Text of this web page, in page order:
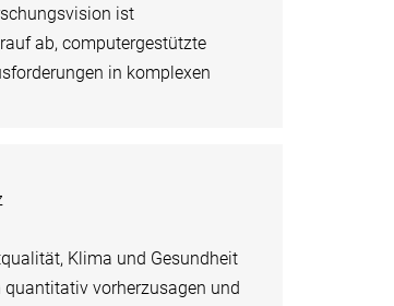
ist
ab, computergestützte
in komplexen
Klima und Gesundheit
quantitativ vorherzusagen und